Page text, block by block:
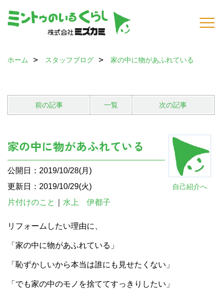
ホーム スタッフブログ 家の中に物があふれている
前の記事 一覧 次の記事
自己紹介へ
家の中に物があふれている
公開日：2019/10/28(月)
更新日：2019/10/29(火)
片付けのこと
水上 伊都子
リフォームしたい理由に、
「家の中に物があふれている」
「恥ずかしいから本当は誰にも見せたくない」
「でも家の中のモノを捨ててすっきりしたい」